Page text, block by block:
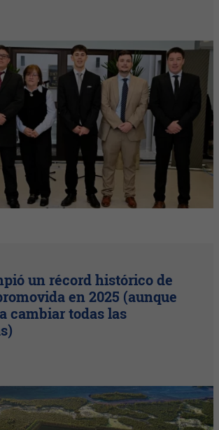
un récord histórico de
en 2025 (aunque
cambiar todas las